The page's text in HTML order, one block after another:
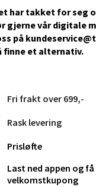
har takket for seg
gjerne vår digitale
på
ﬁnne et alternativ.
Fri frakt over 699,-
Rask levering
Prisløfte
Last ned appen og få
velkomstkupong
og Sandnes -
10-20